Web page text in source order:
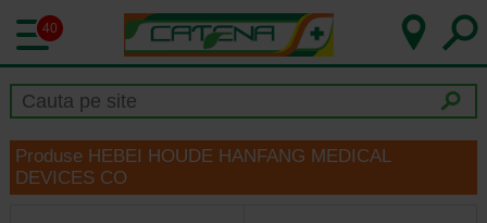
40
Produse HEBEI HOUDE HANFANG MEDICAL
DEVICES CO